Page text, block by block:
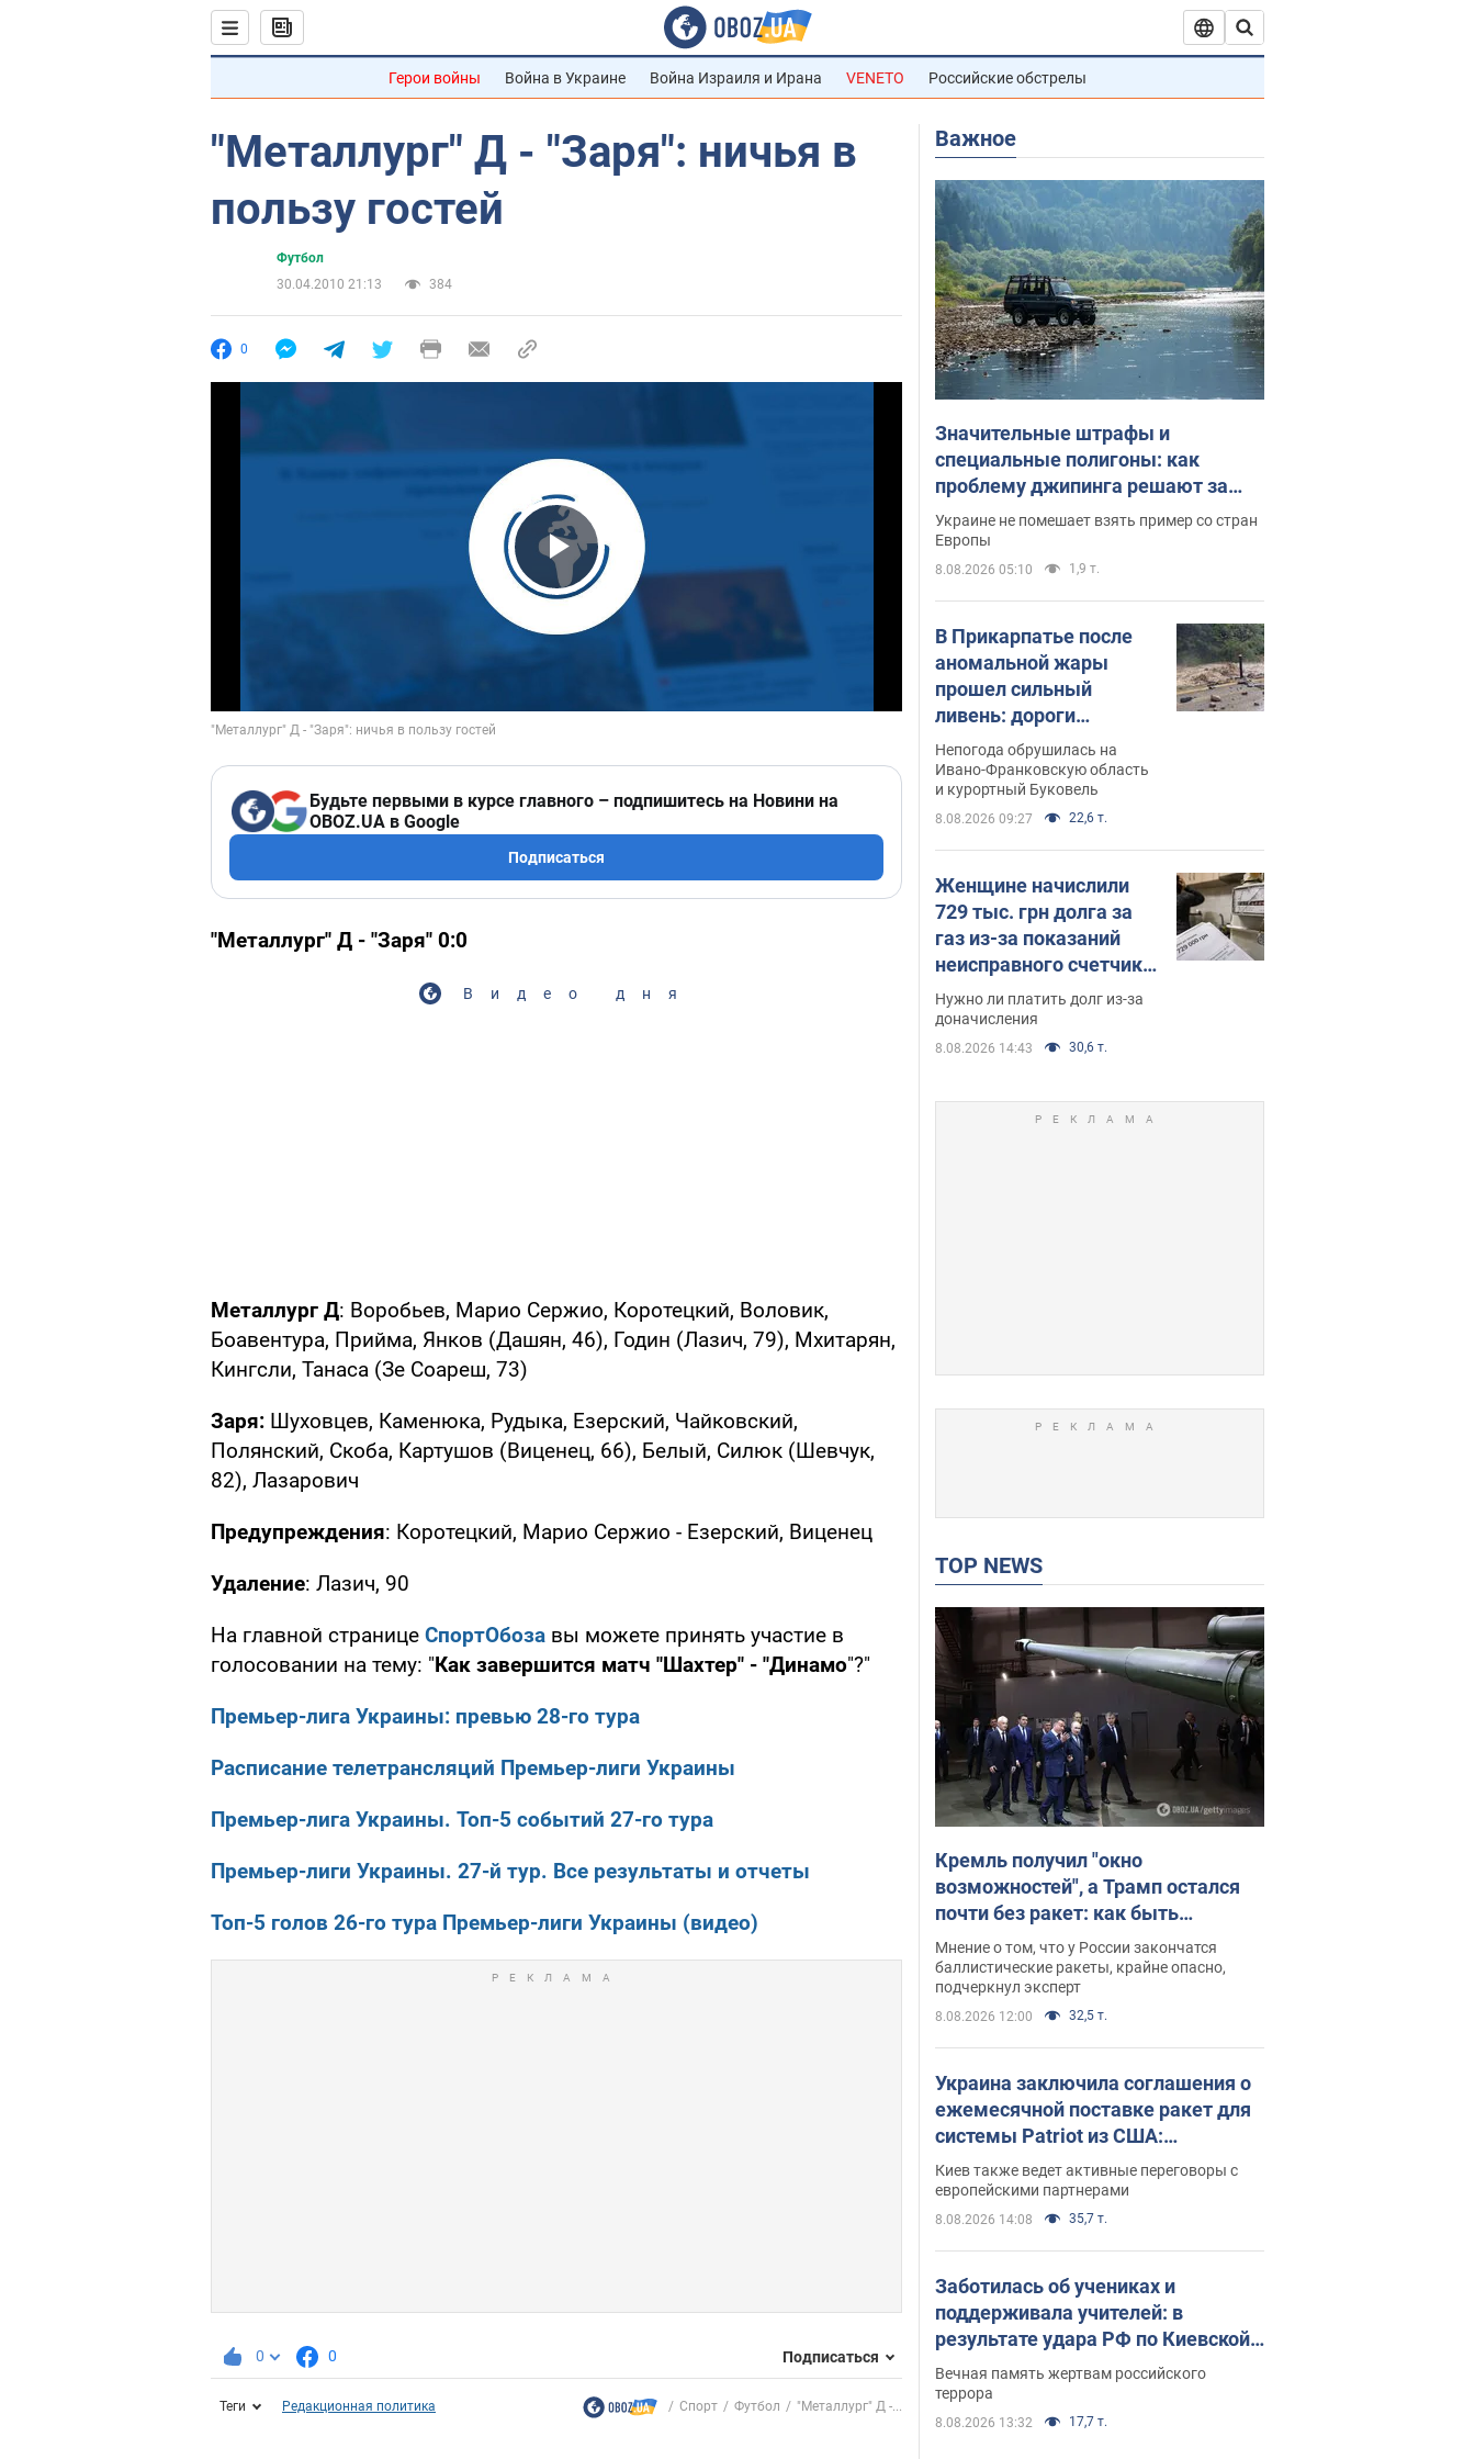
Герои войны Война в Украине Война Израиля и Ирана VENETO Российские обстрелы
"Металлург" Д - "Заря": ничья в
пользу гостей
Футбол
30.04.2010 21:13
384
0
Play Video
Будьте первыми в курсе главного – подпишитесь на Новини на
OBOZ.UA в Google
Подписаться
"Металлург" Д - "Заря" 0:0
Видео дня
Металлург Д: Воробьев, Марио Сержио, Коротецкий, Воловик,
Боавентура, Прийма, Янков (Дашян, 46), Годин (Лазич, 79), Мхитарян,
Кингсли, Танаса (Зе Соареш, 73)
Заря: Шуховцев, Каменюка, Рудыка, Езерский, Чайковский,
Полянский, Скоба, Картушов (Виценец, 66), Белый, Силюк (Шевчук,
82), Лазарович
Предупреждения: Коротецкий, Марио Сержио - Езерский, Виценец
Удаление: Лазич, 90
На главной странице СпортОбоза вы можете принять участие в
голосовании на тему: "Как завершится матч "Шахтер" - "Динамо"?"
Премьер-лига Украины: превью 28-го тура
Расписание телетрансляций Премьер-лиги Украины
Премьер-лига Украины. Топ-5 событий 27-го тура
Премьер-лиги Украины. 27-й тур. Все результаты и отчеты
Топ-5 голов 26-го тура Премьер-лиги Украины (видео)
0 0 Подписаться
Теги Редакционная политика Спорт Футбол "Металлург" Д -...
Важное
Значительные штрафы и
специальные полигоны: как
проблему джипинга решают за
границей
Украине не помешает взять пример со стран
Европы
8.08.2026 05:10 1,9 т.
В Прикарпатье после
аномальной жары
прошел сильный
ливень: дороги
превратились в реки.
Видео
Непогода обрушилась на
Ивано-Франковскую область
и курортный Буковель
8.08.2026 09:27 22,6 т.
Женщине начислили
729 тыс. грн долга за
газ из-за показаний
неисправного счетчика:
судья вынес
неожиданное решение
Нужно ли платить долг из-за
доначисления
8.08.2026 14:43 30,6 т.
TOP NEWS
Кремль получил "окно
возможностей", а Трамп остался
почти без ракет: как быть
Украине? Интервью с Мельником
Мнение о том, что у России закончатся
баллистические ракеты, крайне опасно,
подчеркнул эксперт
8.08.2026 12:00 32,5 т.
Украина заключила соглашения о
ежемесячной поставке ракет для
системы Patriot из США:
Зеленский раскрыл подробности
Киев также ведет активные переговоры с
европейскими партнерами
8.08.2026 14:08 35,7 т.
Заботилась об учениках и
поддерживала учителей: в
результате удара РФ по Киевской
области погибли директор
киевского лицея, её муж и внук
Вечная память жертвам российского
террора
8.08.2026 13:32 17,7 т.